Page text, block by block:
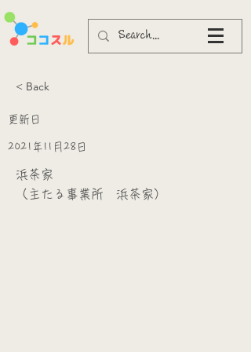
< Back
更新日
2021年11月28日
浜茶家
（主たる事業所 浜茶家）